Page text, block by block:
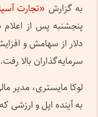
به گزارش «تجارت
سرمایه‌گذاران بالا رفت.
لوکا مایستری، مدیر
به آینده اپل و ارزشی